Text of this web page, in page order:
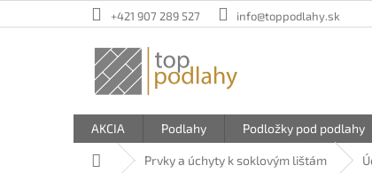
na
+421 907 289 527 info@toppodlahy.sk
AKCIA Podlahy Podložky pod podlahy
DomovPrvky a úchyty k soklovým lištám